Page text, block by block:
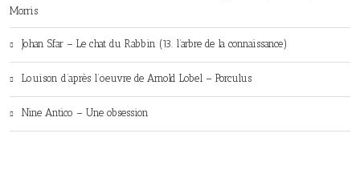
Morris
Johan Sfar – Le chat du Rabbin (13. l’arbre de la connaissance)
Louison d’après l’oeuvre de Arnold Lobel – Porculus
Nine Antico – Une obsession